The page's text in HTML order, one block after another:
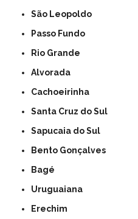
São Leopoldo
Passo Fundo
Rio Grande
Alvorada
Cachoeirinha
Santa Cruz do Sul
Sapucaia do Sul
Bento Gonçalves
Bagé
Uruguaiana
Erechim